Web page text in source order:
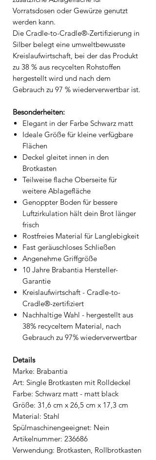
Vorratsdosen oder Gewürze genutzt
werden kann.
Die Cradle-to-Cradle®-Zertifizierung in
Silber belegt eine umweltbewusste
Kreislaufwirtschaft, bei der das Produkt
zu 38 % aus recycelten Rohstoffen
hergestellt wird und nach dem
Gebrauch zu 97 % wiederverwertbar ist.
Besonderheiten:
Elegant in der Farbe Schwarz matt
Ideale Größe für kleine verfügbare
Flächen
Deckel gleitet innen in den
Brotkasten
Teilweise flache Oberseite für
weitere Ablagefläche
Genoppter Boden für bessere
Luftzirkulation hält dein Brot länger
frisch
Rostfreies Material für Langlebigkeit
Fast geräuschloses Schließen
Angenehme Griffgröße
10 Jahre Brabantia Hersteller-
Garantie
Kreislaufwirtschaft - Cradle-to-
Cradle®-zertifiziert
Nachhaltige Wahl - hergestellt aus
38% recyceltem Material, nach
Gebrauch zu 97% wiederverwertbar
Details
Marke: Brabantia
Art: Single Brotkasten mit Rolldeckel
Farbe: Schwarz matt - matt black
Größe: 31,6 cm x 26,5 cm x 17,3 cm
Material: Stahl
Spülmaschinengeeignet: Nein
Artikelnummer: 236686
Verwendung: Brotkasten, Rollbrotkasten